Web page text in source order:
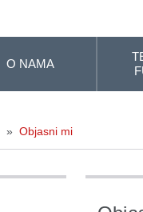
O NAMA
» Objasni mi